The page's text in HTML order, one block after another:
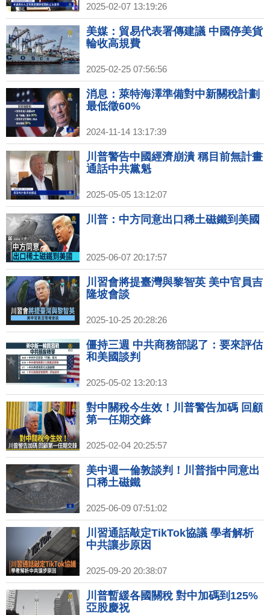
2025-02-07 13:19:26
美媒：貿易代表署傳建議 中國停美貨
輪收高規費
2025-02-25 07:56:56
消息：萊特海澤準備對中新關稅計劃
最低徵60%
2024-11-14 13:17:39
川普警告中國經濟崩潰 稱目前無計畫
通話中共黨魁
2025-05-05 13:12:07
川普：中方同意出口稀土磁鐵到美國
2025-06-07 20:17:57
川習會將提臺灣與黎智英 美中官員吉
隆坡會談
2025-10-25 20:28:26
僵持三週 中共商務部認了：要來評估
和美國談判
2025-05-02 13:20:13
對中關稅今生效！川普警告加碼 回顧
第一任期交鋒
2025-02-04 20:25:57
美中週一倫敦談判！川普指中同意出
口稀土磁鐵
2025-06-09 07:51:02
川習通話敲定TikTok協議 學者解析
中共讓步原因
2025-09-20 20:38:07
川普暫緩各國關稅 對中加碼到125%
亞股慶祝